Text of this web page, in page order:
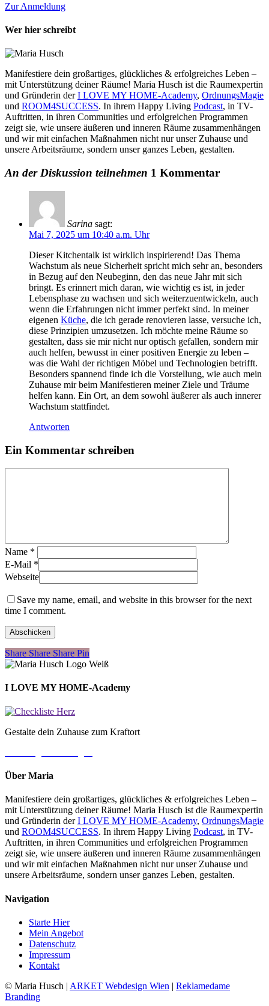
Zur Anmeldung
Wer hier schreibt
Manifestiere dein großartiges, glückliches & erfolgreiches Leben –
mit Unterstützung deiner Räume! Maria Husch ist die Raumexpertin
und Gründerin derI LOVE MY HOME-Academy, OrdnungsMagie
und ROOM4SUCCESS. In ihrem Happy Living Podcast, in TV-
Auftritten, in ihren Communities und erfolgreichen Programmen
zeigt sie, wie unsere äußeren und inneren Räume zusammenhängen
und wir mit einfachen Maßnahmen nicht nur unser Zuhause und
unsere Arbeitsräume, sondern unser ganzes Leben, gestalten.
An der Diskussion teilnehmen 1 Kommentar
Sarina sagt:
Mai 7, 2025 um 10:40 a.m. Uhr
Dieser Kitchentalk ist wirklich inspirierend! Das Thema
Wachstum als neue Sicherheit spricht mich sehr an, besonders
in Bezug auf den Neubeginn, den das neue Jahr mit sich
bringt. Es erinnert mich daran, wie wichtig es ist, in jeder
Lebensphase zu wachsen und sich weiterzuentwickeln, auch
wenn die Erfahrungen nicht immer perfekt sind. In meiner
eigenen Küche, die ich gerade renovieren lasse, versuche ich,
diese Prinzipien umzusetzen. Ich möchte meine Räume so
gestalten, dass sie mir nicht nur optisch gefallen, sondern mir
auch helfen, bewusst in einer positiven Energie zu leben –
was die Wahl der richtigen Möbel und Technologien betrifft.
Besonders spannend finde ich die Vorstellung, wie auch mein
Zuhause mir beim Manifestieren meiner Ziele und Träume
helfen kann. Ein Ort, an dem sowohl äußerer als auch innerer
Wachstum stattfindet.
Antworten
Ein Kommentar schreiben
Name *
E-Mail *
Webseite
Save my name, email, and website in this browser for the next
time I comment.
Share
Share Share Share Pin
I LOVE MY HOME-Academy
Gestalte dein Zuhause zum Kraftort
Über Maria
Manifestiere dein großartiges, glückliches & erfolgreiches Leben –
mit Unterstützung deiner Räume! Maria Husch ist die Raumexpertin
und Gründerin derI LOVE MY HOME-Academy, OrdnungsMagie
und ROOM4SUCCESS. In ihrem Happy Living Podcast, in TV-
Auftritten, in ihren Communities und erfolgreichen Programmen
zeigt sie, wie unsere äußeren und inneren Räume zusammenhängen
und wir mit einfachen Maßnahmen nicht nur unser Zuhause und
unsere Arbeitsräume, sondern unser ganzes Leben, gestalten.
Navigation
Starte Hier
Mein Angebot
Datenschutz
Impressum
Kontakt
© Maria Husch | ARKET Webdesign Wien | Reklamedame
Branding